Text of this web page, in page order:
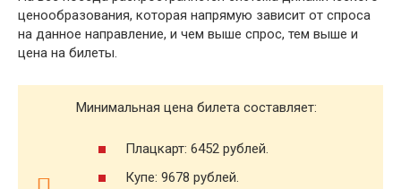
ценообразования, которая напрямую зависит от спроса
на данное направление, и чем выше спрос, тем выше и
цена на билеты.
Минимальная цена билета составляет:
Плацкарт: 6452 рублей.
Купе: 9678 рублей.